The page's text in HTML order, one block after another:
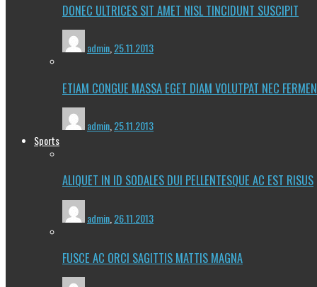
DONEC ULTRICES SIT AMET NISL TINCIDUNT SUSCIPIT
admin 25.11.2013
ETIAM CONGUE MASSA EGET DIAM VOLUTPAT NEC
admin 25.11.2013
Sports
ALIQUET IN ID SODALES DUI PELLENTESQUE AC EST RISUS
admin 26.11.2013
FUSCE AC ORCI SAGITTIS MATTIS MAGNA